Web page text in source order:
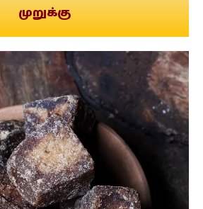
முறுக்கு